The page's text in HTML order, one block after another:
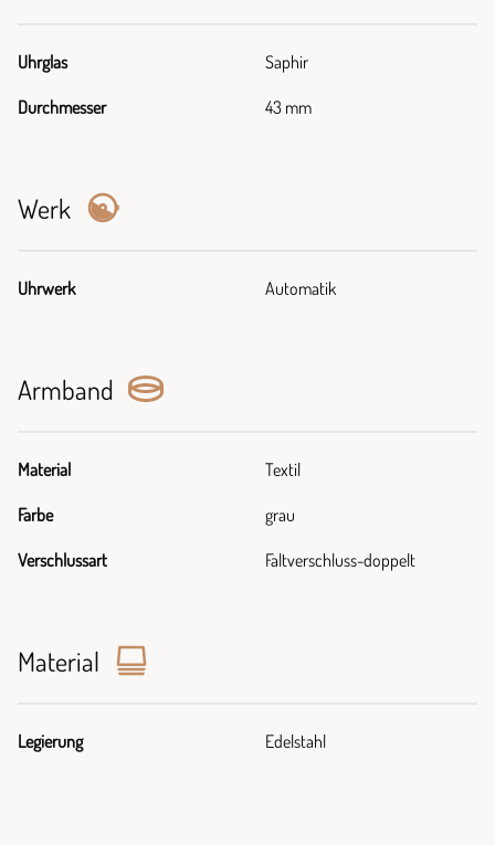
Uhrglas Saphir
Durchmesser 43 mm
Werk
Uhrwerk Automatik
Armband
Material Textil
Farbe grau
Verschlussart Faltverschluss-doppelt
Material
Legierung Edelstahl